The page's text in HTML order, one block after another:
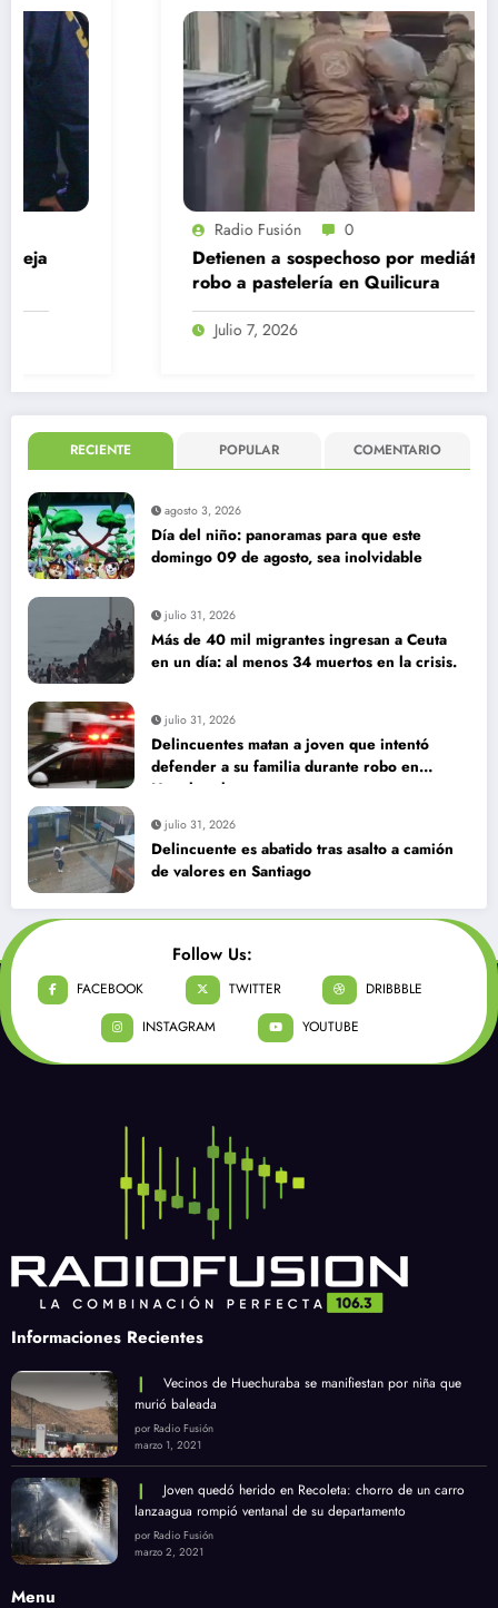
0
Detienen a sospechoso por mediático
robo a pastelería en Quilicura
RECIENTE POPULAR COMENTARIO
agosto 3, 2026
Día del niño: panoramas para que este
domingo 09 de agosto, sea inolvidable
julio 31, 2026
Más de 40 mil migrantes ingresan a Ceuta
en un día: al menos 34 muertos en la crisis.
julio 31, 2026
Delincuentes matan a joven que intentó
defender a su familia durante robo en
Huechuraba
julio 31, 2026
Delincuente es abatido tras asalto a camión
de valores en Santiago
Follow Us:
FACEBOOK TWITTER
DRIBBBLE
INSTAGRAM
YOUTUBE
Informaciones Recientes
Vecinos de Huechuraba se manifiestan por niña que
murió baleada
por Radio Fusión
marzo 1, 2021
Joven quedó herido en Recoleta: chorro de un carro
lanzaagua rompió ventanal de su departamento
por Radio Fusión
marzo 2, 2021
Menu